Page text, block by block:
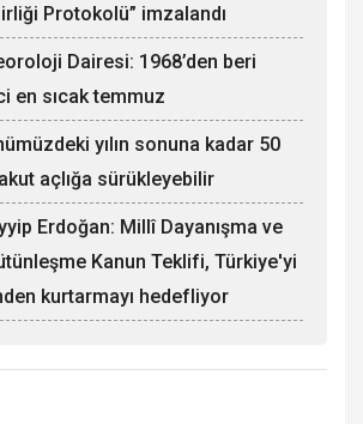
Protokolü” imzalandı
Dairesi: 1968’den beri
en sıcak temmuz
yılın sonuna kadar 50
açlığa sürükleyebilir
Erdoğan: Millî Dayanışma ve
Kanun Teklifi, Türkiye'yi
kurtarmayı hedefliyor